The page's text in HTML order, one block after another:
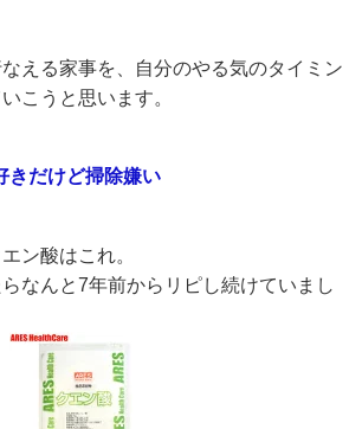
える家事を、自分のやる気のタイミン
こうと思います。
きだけど掃除嫌い
ン酸はこれ。
らなんと7年前からリピし続けていまし